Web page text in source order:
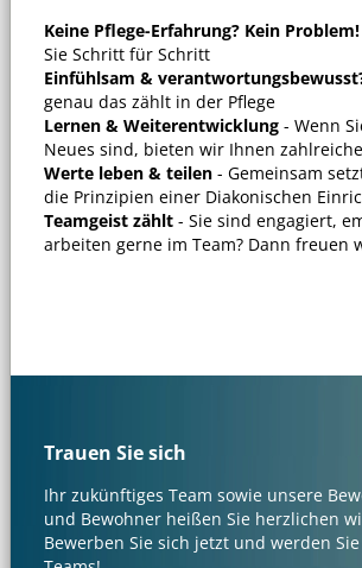
Keine Pflege-Erfahrung? Kein Problem!
Sie Schritt für Schritt
Einfühlsam &
genau das zählt in der Pflege
Lernen & Weiterentwicklung- Wenn
Neues sind, bieten wir Ihnen
Werte leben & teilen- Gemeinsam
die Prinzipien einer Diakonischen
Teamgeist zählt - Sie sind engagiert,
arbeiten gerne im Team? Dann freuen
Trauen Sie sich
Ihr zukünftiges Team sowie unsere
und Bewohner heißen Sie herzlichen
Bewerben Sie sich jetzt und werden